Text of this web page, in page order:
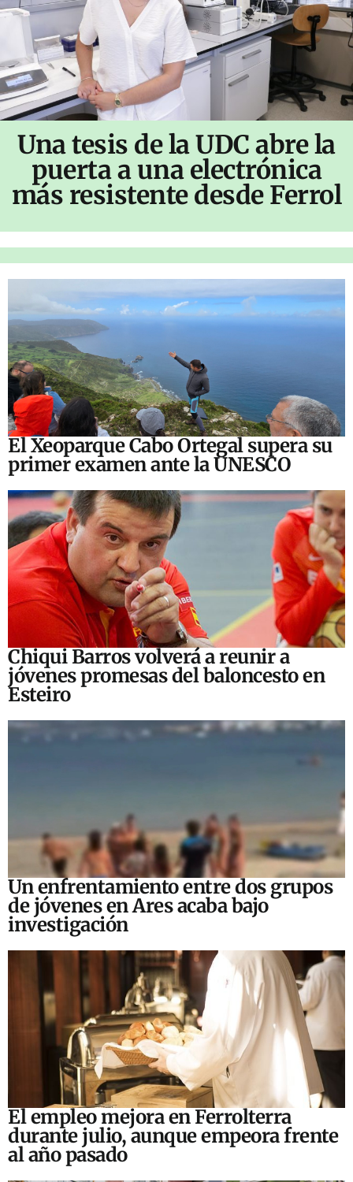
Una tesis de la UDC abre la
puerta a una electrónica
más resistente desde Ferrol
El Xeoparque Cabo Ortegal supera su
primer examen ante la UNESCO
Chiqui Barros volverá a reunir a
jóvenes promesas del baloncesto en
Esteiro
Un enfrentamiento entre dos grupos
de jóvenes en Ares acaba bajo
investigación
El empleo mejora en Ferrolterra
durante julio, aunque empeora frente
al año pasado